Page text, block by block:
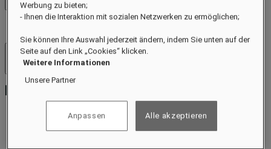
Preise prüfen
Hotels und Resorts
Menü öffnen
Information
Werbung zu bieten;
- Ihnen die Interaktion mit sozialen Netzwerken zu ermöglichen;
Sie können Ihre Auswahl jederzeit ändern, indem Sie unten auf der
Seite auf den Link „Cookies“ klicken.
Weitere Informationen
Unsere Partner
Anpassen Alle akzeptieren